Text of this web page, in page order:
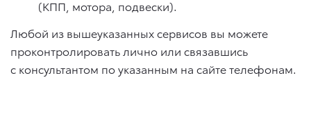
(КПП, мотора, подвески).
Любой из вышеуказанных сервисов вы можете
проконтролировать лично или связавшись
с консультантом по указанным на сайте телефонам.